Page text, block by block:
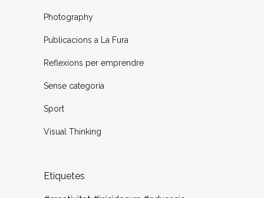
Photography
Publicacions a La Fura
Reflexions per emprendre
Sense categoria
Sport
Visual Thinking
Etiquetes